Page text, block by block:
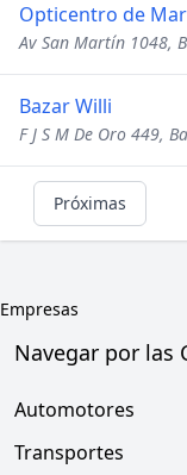
Opticentro de
Av San Martín 1048,
Bazar Willi
F J S M De Oro 449,
Próximas
Empresas
Navegar por las
Automotores
Transportes